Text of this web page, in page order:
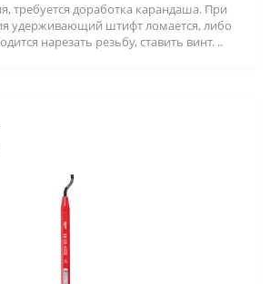
требуется доработка карандаша. При
удерживающий штифт ломается, либо
нарезать резьбу, ставить винт. ..